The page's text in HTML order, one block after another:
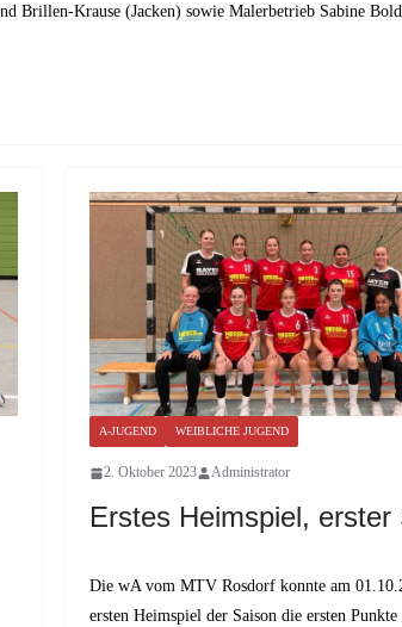
Brillen-Krause (Jacken) sowie Malerbetrieb Sabine
A-JUGEND WEIBLICHE JUGEND
2. Oktober 2023 Administrator
Erstes Heimspiel, erster
Die wA vom MTV Rosdorf konnte am
ersten Heimspiel der Saison die ersten Punkte